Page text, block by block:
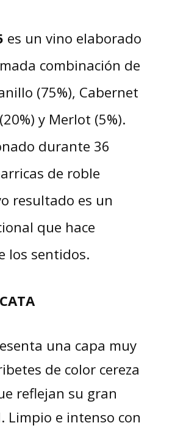
es un vino elaborado
combinación de
(75%), Cabernet
y Merlot (5%).
durante 36
de roble
resultado es un
que hace
los sentidos.
una capa muy
de color cereza
reflejan su gran
Limpio e intenso con